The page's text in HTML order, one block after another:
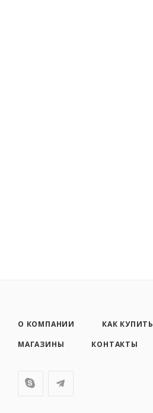
О КОМПАНИИ КАК КУПИТЬ
МАГАЗИНЫ
КОНТАКТЫ